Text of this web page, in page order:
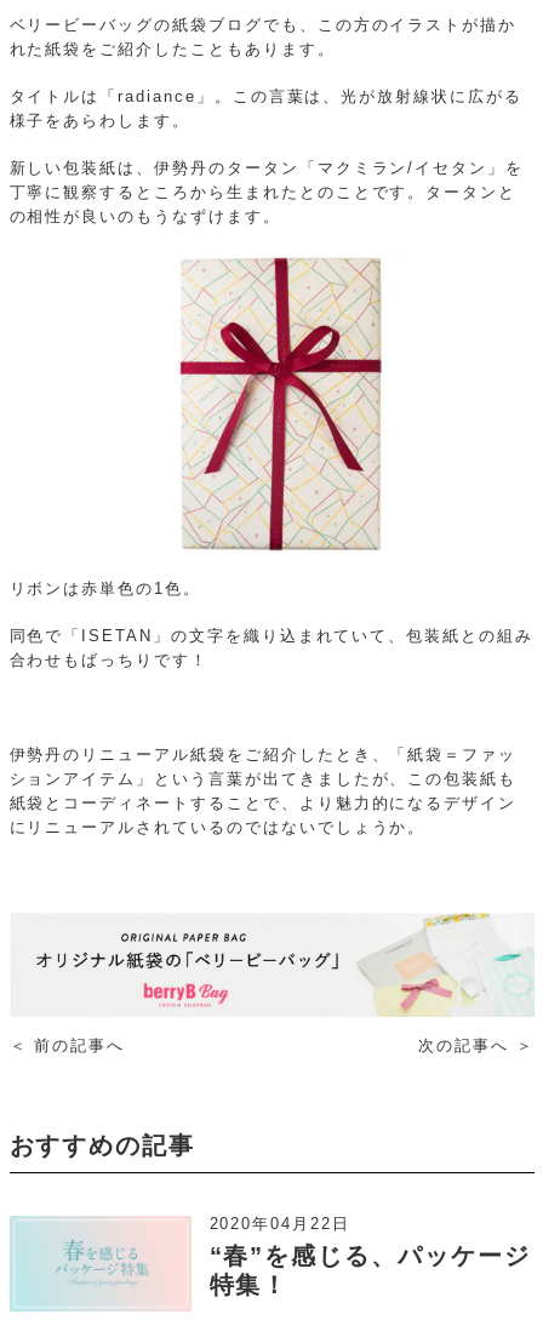
ベリービーバッグの紙袋ブログでも、この方のイラストが描か
れた紙袋をご紹介したこともあります。
タイトルは「radiance」。この言葉は、光が放射線状に広がる
様子をあらわします。
新しい包装紙は、伊勢丹のタータン「マクミラン/イセタン」を
丁寧に観察するところから生まれたとのことです。タータンと
の相性が良いのもうなずけます。
リボンは赤単色の1色。
同色で「ISETAN」の文字を織り込まれていて、包装紙との組み
合わせもばっちりです！
伊勢丹のリニューアル紙袋をご紹介したとき、「紙袋＝ファッ
ションアイテム」という言葉が出てきましたが、この包装紙も
紙袋とコーディネートすることで、より魅力的になるデザイン
にリニューアルされているのではないでしょうか。
＜前の記事へ 次の記事へ ＞
おすすめの記事
“春”を感じる、パッケージ
特集！
2020年04月22日